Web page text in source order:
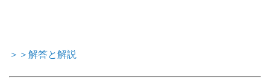
＞＞解答と解説